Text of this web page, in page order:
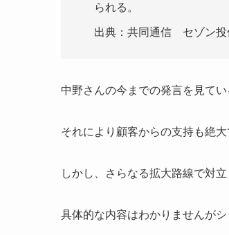
られる。
出典：共同通信 セゾン
中野さんの今までの発言を見て
それにより顧客からの支持も絶
しかし、さらなる拡大路線で対立
具体的な内容はわかりませんがシ